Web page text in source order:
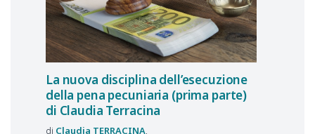
La nuova disciplina dell’esecuzione
della pena pecuniaria (prima parte)
di Claudia Terracina
Claudia TERRACINA